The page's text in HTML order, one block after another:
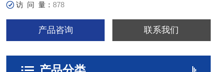
访 问 量：878
产品咨询 联系我们